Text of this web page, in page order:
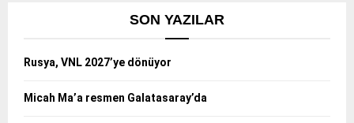
SON YAZILAR
Rusya, VNL 2027’ye dönüyor
Micah Ma’a resmen Galatasaray’da